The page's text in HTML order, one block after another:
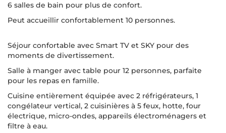
6 salles de bain pour plus de confort.
Peut accueillir confortablement 10 personnes.
Séjour confortable avec Smart TV et SKY pour des
moments de divertissement.
Salle à manger avec table pour 12 personnes, parfaite
pour les repas en famille.
Cuisine entièrement équipée avec 2 réfrigérateurs, 1
congélateur vertical, 2 cuisinières à 5 feux, hotte, four
électrique, micro-ondes, appareils électroménagers et
filtre à eau.